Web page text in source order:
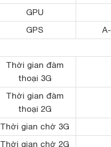
GPU
GPS
Thời gian đàm
thoại 3G
Thời gian đàm
thoại 2G
Thời gian chờ 3G
Thời gian chờ 2G